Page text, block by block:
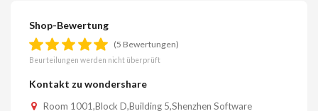
Shop-Bewertung
(5 Bewertungen)
Beurteilungen werden nicht überprüft
Kontakt zu wondershare
Room 1001,Block D,Building 5,Shenzhen Software